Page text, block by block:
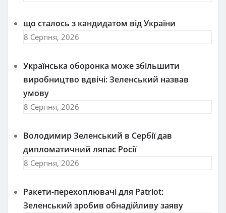
що сталось з кандидатом від України
8 Серпня, 2026
Українська оборонка може збільшити
виробництво вдвічі: Зеленський назвав
умову
8 Серпня, 2026
Володимир Зеленський в Сербії дав
дипломатичний ляпас Росії
8 Серпня, 2026
Ракети-перехоплювачі для Patriot:
Зеленський зробив обнадійливу заяву